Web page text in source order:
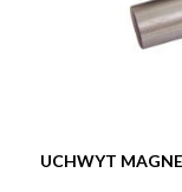
UCHWYT MAGNET.DO KOŃCÓWEK 1/4″,L=60MM, SZT.5